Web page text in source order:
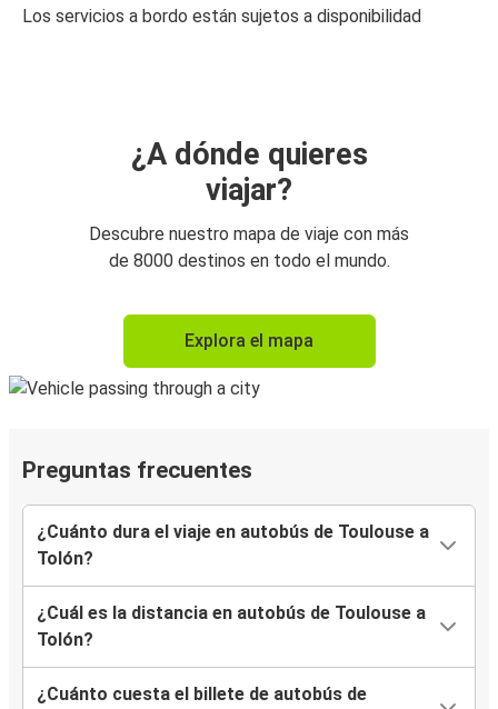
Los servicios a bordo están sujetos a disponibilidad
¿A dónde quieres
viajar?
Descubre nuestro mapa de viaje con más
de 8000 destinos en todo el mundo.
Explora el mapa
Preguntas frecuentes
¿Cuánto dura el viaje en autobús de Toulouse a
Tolón?
¿Cuál es la distancia en autobús de Toulouse a
Tolón?
¿Cuánto cuesta el billete de autobús de